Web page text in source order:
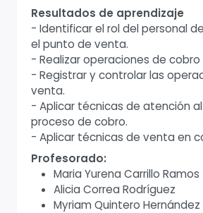
Resultados de aprendizaje
- Identificar el rol del personal
el punto de venta.
- Realizar operaciones de cobro
- Registrar y controlar las
venta.
- Aplicar técnicas de atención
proceso de cobro.
- Aplicar técnicas de venta en
Profesorado:
Maria Yurena Carrillo Ramos
Alicia Correa Rodríguez
Myriam Quintero Hernández